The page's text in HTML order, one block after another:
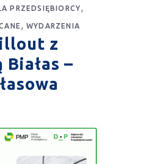
PRZEDSIĘBIORCY,
, WYDARZENIA
z
–